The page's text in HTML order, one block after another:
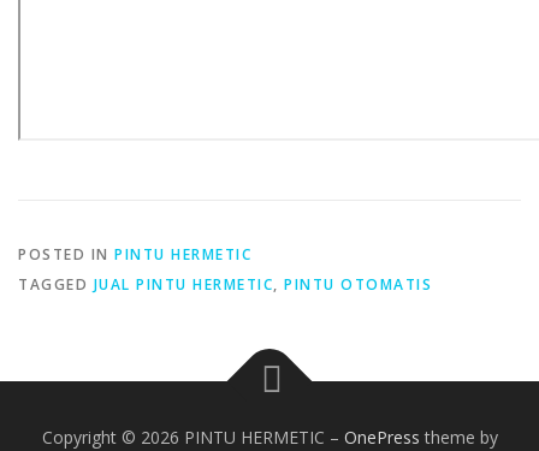
POSTED IN PINTU HERMETIC
TAGGED JUAL PINTU HERMETIC, PINTU OTOMATIS
Copyright © 2026 PINTU HERMETIC – OnePress theme by